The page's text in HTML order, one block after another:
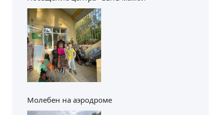
Молебен на аэродроме